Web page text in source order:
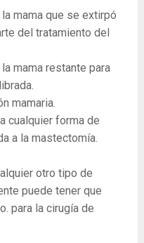
mama que se extirpó
del tratamiento del
mama restante para
mamaria.
cualquier forma de
a la mastectomía.
otro tipo de
puede tener que
para la cirugía de